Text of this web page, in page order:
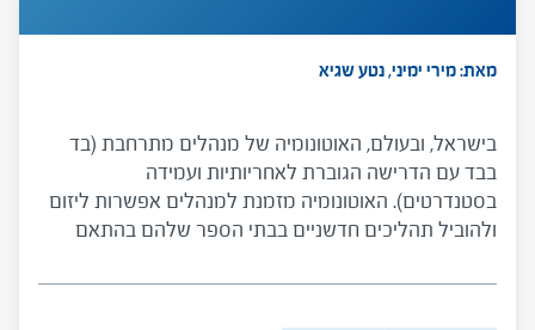
מאת: מירי ימיני, נטע שגיא
בישראל, ובעולם, האוטונומיה של מנהלים מתרחבת (בד
בבד עם הדרישה הגוברת לאחריותיות ועמידה
בסטנדרטים). האוטונומיה מזמנת למנהלים אפשרות ליזום
ולהוביל תהליכים חדשניים בבתי הספר שלהם בהתאם
עשרה מנהלים-יזמים בישראל וביקש להתחקות אחר